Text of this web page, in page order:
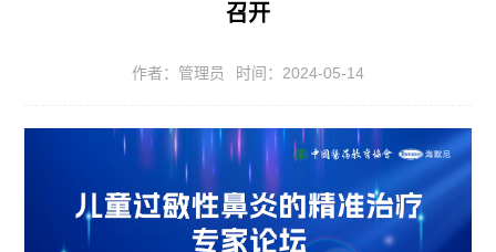
召开
作者：管理员 时间：2024-05-14